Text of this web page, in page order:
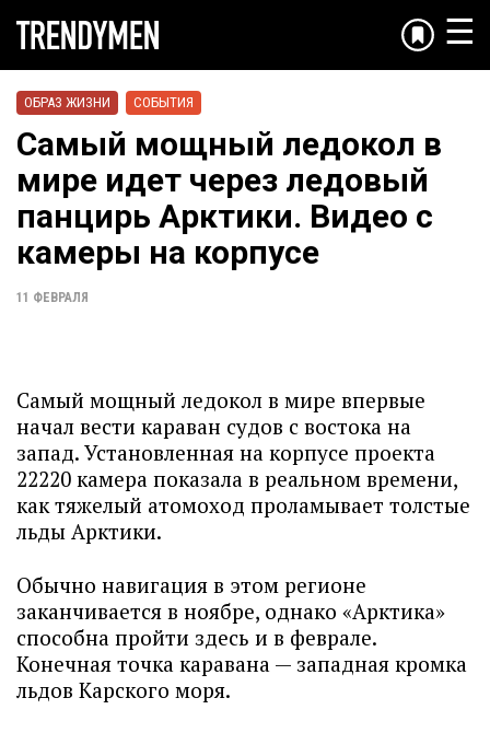
☰
ОБРАЗ ЖИЗНИ СОБЫТИЯ
Самый мощный ледокол в
мире идет через ледовый
панцирь Арктики. Видео с
камеры на корпусе
11 ФЕВРАЛЯ
Самый мощный ледокол в мире впервые
начал вести караван судов с востока на
запад. Установленная на корпусе проекта
22220 камера показала в реальном времени,
как тяжелый атомоход проламывает толстые
льды Арктики.
Обычно навигация в этом регионе
заканчивается в ноябре, однако «Арктика»
способна пройти здесь и в феврале.
Конечная точка каравана — западная кромка
льдов Карского моря.